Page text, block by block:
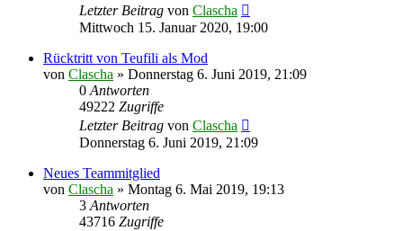
Letzter Beitrag von Clascha
Mittwoch 15. Januar 2020, 19:00
Rücktritt von Teufili als Mod
von Clascha » Donnerstag 6. Juni 2019, 21:09
0 Antworten
49222 Zugriffe
Letzter Beitrag von Clascha
Donnerstag 6. Juni 2019, 21:09
Neues Teammitglied
von Clascha » Montag 6. Mai 2019, 19:13
3 Antworten
43716 Zugriffe